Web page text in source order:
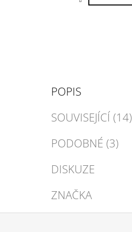
POPIS
SOUVISEJÍCÍ (14)
PODOBNÉ (3)
DISKUZE
ZNAČKA